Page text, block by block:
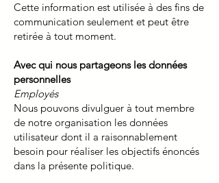
Cette information est utilisée à des fins de
communication seulement et peut être
retirée à tout moment.
Avec qui nous partageons les données
personnelles
Employés
Nous pouvons divulguer à tout membre
de notre organisation les données
utilisateur dont il a raisonnablement
besoin pour réaliser les objectifs énoncés
dans la présente politique.